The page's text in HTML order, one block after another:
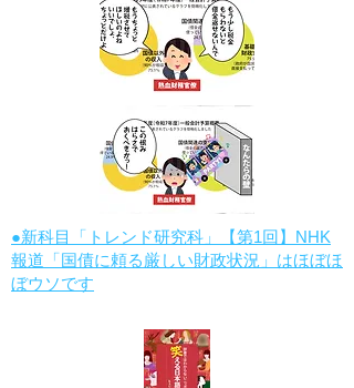
●新科目「トレンド研究科」【第1回】NHK
報道「国債に頼る厳しい財政状況」はほぼほ
ぼウソです